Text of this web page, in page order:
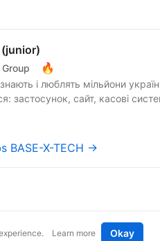
(junior)
🔥
і люблять мільйони
застосунок, сайт, касові
BASE-X-TECH →
Use Suggest an idea
Learn more Okay